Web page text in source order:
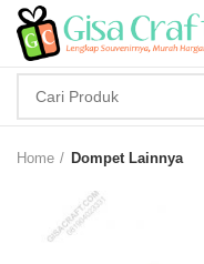
Home Dompet Lainnya